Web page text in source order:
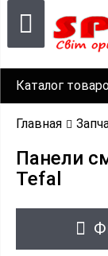
Каталог
Главная
Панели
Tefal